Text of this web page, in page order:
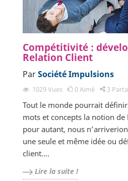
Compétitivité :
Relation Client
ParSociété Impulsions
1029Vues 0Aimé 3
Tout le monde pourrait
mots et concepts la notion de
pour autant, nous
une seule et même idée ou
client....
Lire la suite !